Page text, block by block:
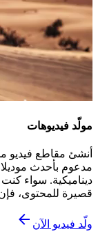
مولّد فيديوهات
أنشئ مقاطع
مدعوم بأحدث
ديناميكية. سواء
قصيرة للمحتوى، فإن
ولّد فيديو الآن